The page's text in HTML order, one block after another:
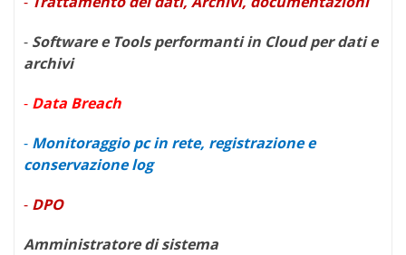
- Software e Tools performanti in Cloud per dati e
archivi
- Data Breach
- Monitoraggio pc in rete, registrazione e
conservazione log
- DPO
Amministratore di sistema